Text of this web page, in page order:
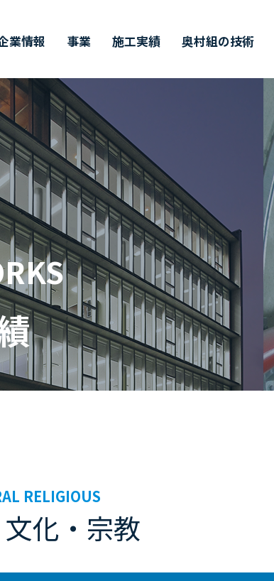
業情報
経営理念・企業行動規範
事業所一覧
事業 施工実績 奥村組の技術
奥村組の技術
建築技術
有価証券報告書・
四半期（半期）報告書
株主総会
株価情報リンク
サステナビリティ
価値創造プロセス
ダイバーシティ・エクイティ
&インクルージョン
TCFDの枠組みに基づく
気候関連の情報開示
キャリア採用
RELIGIOUS
化・宗教